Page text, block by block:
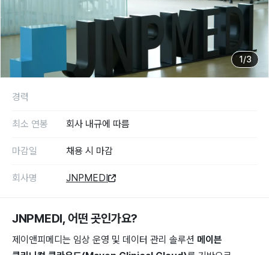
1 /3
JNPMEDI, 어떤 곳인가요?
제이앤피메디는 임상 ​운영 ​및 ​데이터 관리 ​솔루션 메이븐
경력
최소 연봉 회사 내규에 따름
마감일 채용 시 마감
회사명 JNPMEDI